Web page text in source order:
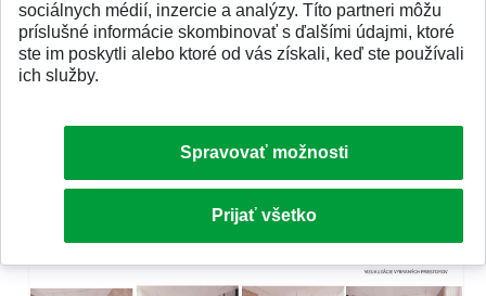
sociálnych médií, inzercie a analýzy. Títo partneri môžu
príslušné informácie skombinovať s ďalšími údajmi, ktoré
ste im poskytli alebo ktoré od vás získali, keď ste používali
ich služby.
Spravovať možnosti
Prijať všetko